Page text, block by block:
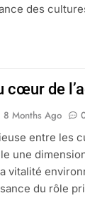
des
cœur de
8 Months Ago
entre les
une
vitalité
du rôle